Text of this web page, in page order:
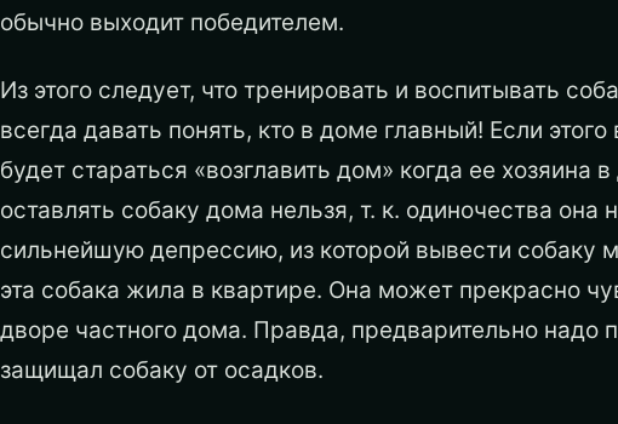
обычно выходит победителем.
Из этого следует, что тренировать и воспитывать
всегда давать понять, кто в доме главный! Если
будет стараться «возглавить дом» когда ее хозяина
оставлять собаку дома нельзя, т. к. одиночества
сильнейшую депрессию, из которой вывести собаку
эта собака жила в квартире. Она может прекрасно
дворе частного дома. Правда, предварительно надо
защищал собаку от осадков.